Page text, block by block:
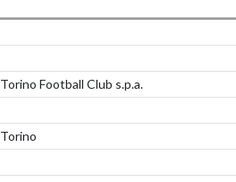
Torino Football Club s.p.a.
Torino